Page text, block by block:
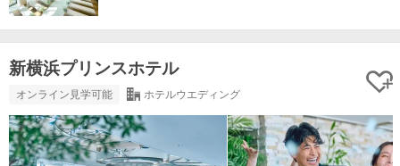
新横浜プリンスホテル
オンライン見学可能 ホテルウエディング